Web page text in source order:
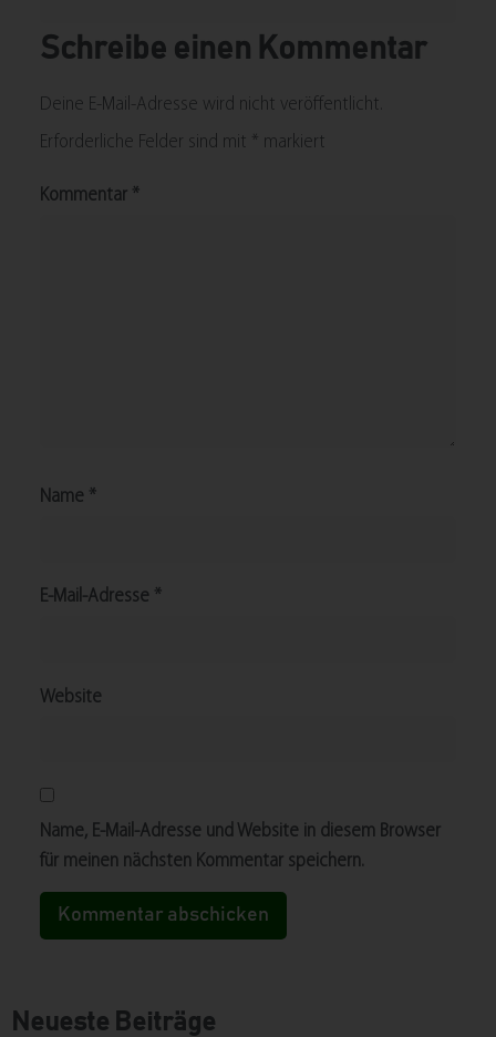
Schreibe einen Kommentar
Deine E-Mail-Adresse wird nicht veröffentlicht.
Erforderliche Felder sind mit * markiert
Kommentar *
Name *
E-Mail-Adresse *
Website
Name, E-Mail-Adresse und Website in diesem Browser
für meinen nächsten Kommentar speichern.
Neueste Beiträge